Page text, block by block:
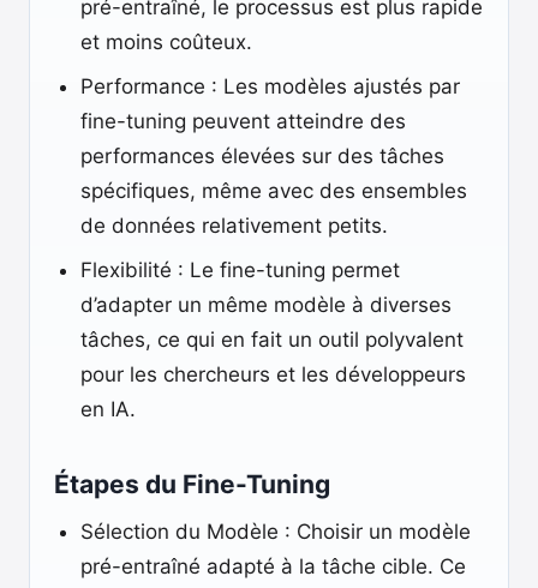
pré-entraîné, le processus est plus rapide
et moins coûteux.
Performance : Les modèles ajustés par
fine-tuning peuvent atteindre des
performances élevées sur des tâches
spécifiques, même avec des ensembles
de données relativement petits.
Flexibilité : Le fine-tuning permet
d’adapter un même modèle à diverses
tâches, ce qui en fait un outil polyvalent
pour les chercheurs et les développeurs
en IA.
Étapes du Fine-Tuning
Sélection du Modèle : Choisir un modèle
pré-entraîné adapté à la tâche cible. Ce